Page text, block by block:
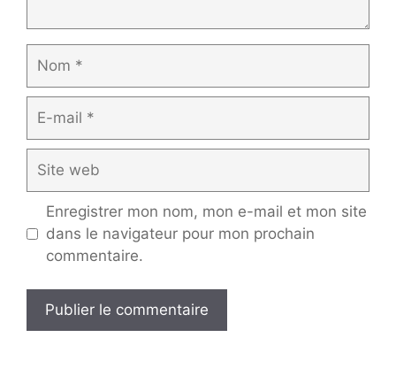
mail
web
Enregistrer mon nom, mon e-mail et mon site
dans le navigateur pour mon prochain
commentaire.